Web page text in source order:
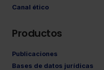
Canal ético
Productos
Publicaciones
Bases de datos jurídicas